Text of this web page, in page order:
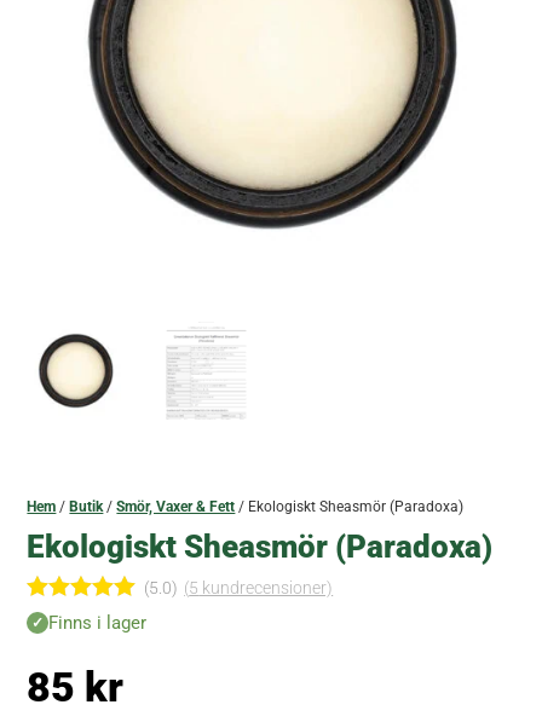
Hem /Butik /Smör, Vaxer & Fett / Ekologiskt Sheasmör (Paradoxa)
Ekologiskt Sheasmör (Paradoxa)
Betygsatt
5.00av 5
kundrecen
sioner
(5.0) (5 kundrecensioner)
Finns i lager
85 kr